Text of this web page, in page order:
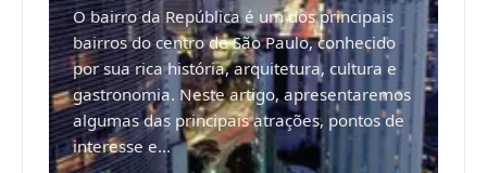
O bairro da República é um dos principais
bairros do centro de São Paulo, conhecido
por sua rica história, arquitetura, cultura e
gastronomia. Neste artigo, apresentaremos
algumas das principais atrações, pontos de
interesse e...